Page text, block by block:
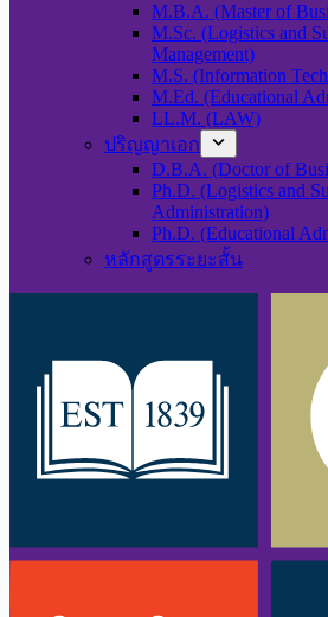
M.B.A. (Master of
M.Sc. (Logistics and
Management)
M.S. (Information
M.Ed. (Educational
LL.M. (LAW)
ปริญญาเอก
D.B.A. (Doctor of
Ph.D. (Logistics and
Administration)
Ph.D. (Educational
หลักสูตรระยะสั้น